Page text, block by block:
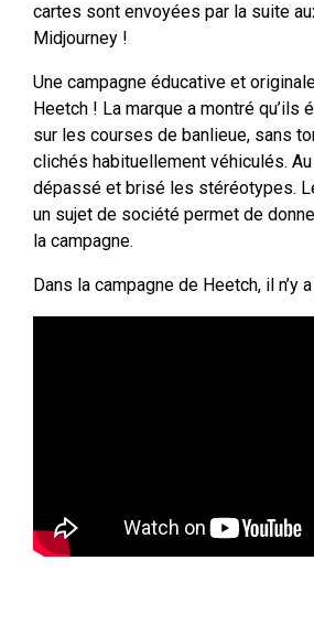
cartes sont envoyées par la suite
Midjourney !
Une campagne éducative et
Heetch ! La marque a montré qu’ils
sur les courses de banlieue, sans
clichés habituellement véhiculés.
dépassé et brisé les stéréotypes.
un sujet de société permet de
la campagne.
Dans la campagne de Heetch, il n’y